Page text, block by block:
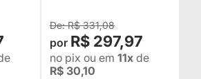
R$ 331,08
R$ 297,97
no pix ou em 11x de
R$ 30,10